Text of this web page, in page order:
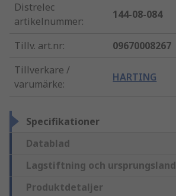
Distrelec
artikelnummer:
144-08-084
Tillv. art.nr:
09670008267
Tillverkare /
varumärke:
HARTING
Specifikationer
Datablad
Lagstiftning och ursprungsland
Produktdetaljer